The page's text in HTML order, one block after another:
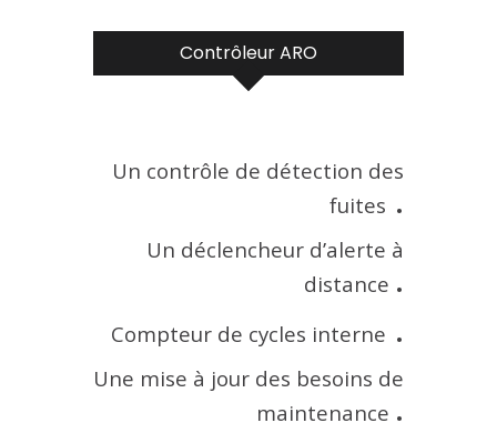
Contrôleur ARO
Un contrôle de détection des
fuites .
Un déclencheur d’alerte à
distance .
Compteur de cycles interne .
Une mise à jour des besoins de
maintenance .